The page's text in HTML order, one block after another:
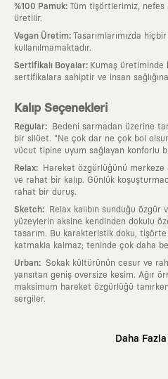
%100 Pamuk: Tüm tişörtlerimiz, nefes
üretilir.
Vegan Üretim: Tasarımlarımızda
kullanılmamaktadır.
Sertifikalı Boyalar: Kumaş üretiminde
sertifikalara sahiptir ve insan
Kalıp Seçenekleri
Regular:
Bedeni sarmadan üzerine
bir silüet. "Ne çok dar ne çok bol
vücut tipine uyum sağlayan konforlu
Relax:
Hareket özgürlüğünü
ve rahat bir kalıp. Günlük
rahat bir duruş.
Sketch:
Relax kalıbın sunduğu özgür
yüzeylerin aksine kendinden dokulu
tasarım. Bu karakteristik doku,
katmakla kalmaz; teninde çok daha
Urban: Sokak kültürünün cesur ve
yansıtan geniş oversize kesim. Ağır
maksimum hareket özgürlüğü
sergiler.
Daha